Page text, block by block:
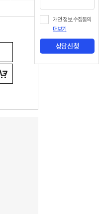
개인 정보 수집동의
더보기
상담신청